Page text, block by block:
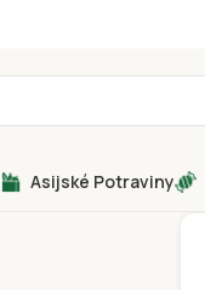
Asijské Potraviny